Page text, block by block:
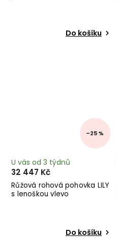
Do košíku
–25 %
Růžová rohová pohovka LILY
s lenoškou vlevo
U vás od 3 týdnů
32 447 Kč
Do košíku